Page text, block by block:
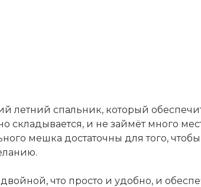
летний спальник, который
и не займёт много
мешка достаточны для того,
что просто и удобно, и